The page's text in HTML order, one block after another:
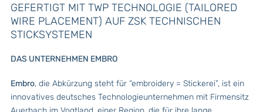
GEFERTIGT MIT TWP TECHNOLOGIE (TAILORED
WIRE PLACEMENT) AUF ZSK TECHNISCHEN
STICKSYSTEMEN
DAS UNTERNEHMEN EMBRO
Embro, die Abkürzung steht für “embroidery = Stickerei”, ist ein
innovatives deutsches Technologieunternehmen mit Firmensitz